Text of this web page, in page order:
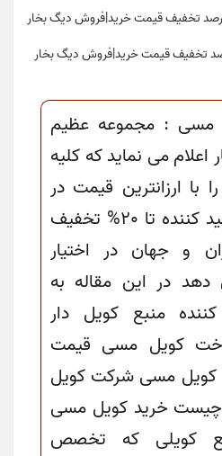
مسی : مجموعه عظیم
اعلام می نماید که کلیه
با ارزانترین قیمت در
بین کارخانجات تولید کننده تا 20% تخفیف
و جهان در اختیار
دهد در این مقاله به
منبع کویل دار
کویل مسی قیمت
کویل مسی شرکت کویل
خرید کویل مسی
کویلی که تخصص